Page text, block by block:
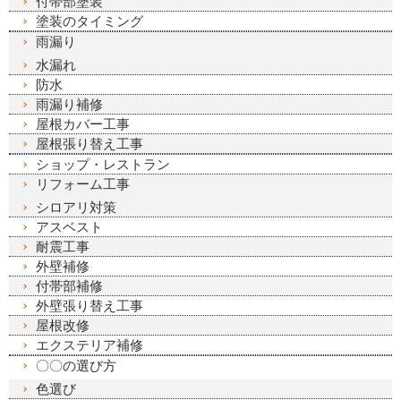
塗装のタイミング
雨漏り
水漏れ
防水
雨漏り補修
屋根カバー工事
屋根張り替え工事
ショップ・レストラン
リフォーム工事
シロアリ対策
アスベスト
耐震工事
外壁補修
付帯部補修
外壁張り替え工事
屋根改修
エクステリア補修
〇〇の選び方
色選び